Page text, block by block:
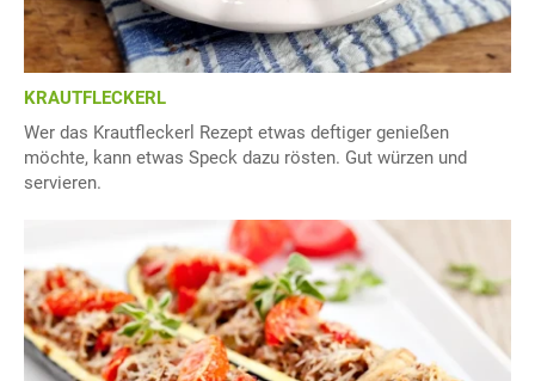
KRAUTFLECKERL
Wer das Krautfleckerl Rezept etwas deftiger genießen
möchte, kann etwas Speck dazu rösten. Gut würzen und
servieren.